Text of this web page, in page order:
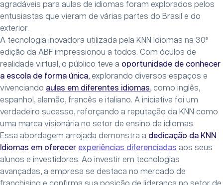
agradáveis para aulas de idiomas foram explorados pelos
entusiastas que vieram de várias partes do Brasil e do
exterior.
A tecnologia inovadora utilizada pela KNN Idiomas na 30ª
edição da ABF impressionou a todos. Com óculos de
realidade virtual, o público teve a oportunidade de conhecer
a escola de forma única, explorando diversos espaços e
vivenciando aulas em diferentes idiomas, como inglês,
espanhol, alemão, francês e italiano. A iniciativa foi um
verdadeiro sucesso, reforçando a reputação da KNN como
uma marca visionária no setor de ensino de idiomas.
Essa abordagem arrojada demonstra a dedicação da KNN
Idiomas em oferecer experiências diferenciadas aos seus
alunos e investidores. Ao investir em tecnologias
avançadas, a empresa se destaca no mercado de